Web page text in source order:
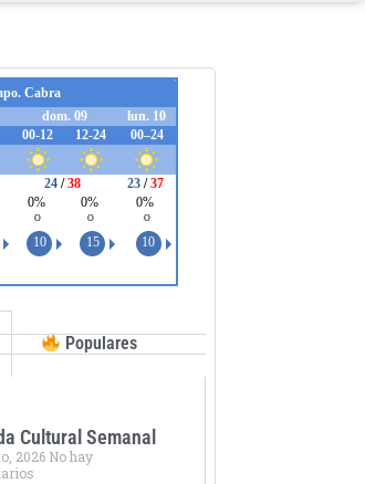
Populares
Cultural Semanal
2026 No hay